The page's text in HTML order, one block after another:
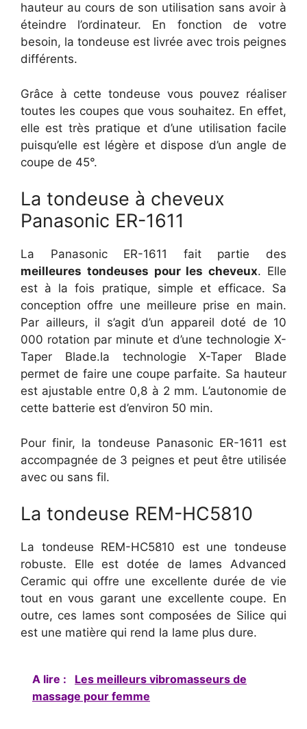
hauteur au cours de son utilisation sans avoir à
éteindre l’ordinateur. En fonction de votre
besoin, la tondeuse est livrée avec trois peignes
différents.
Grâce à cette tondeuse vous pouvez réaliser
toutes les coupes que vous souhaitez. En effet,
elle est très pratique et d’une utilisation facile
puisqu’elle est légère et dispose d’un angle de
coupe de 45°.
La tondeuse à cheveux
Panasonic ER-1611
La Panasonic ER-1611 fait partie des
meilleures tondeuses pour les cheveux. Elle
est à la fois pratique, simple et efficace. Sa
conception offre une meilleure prise en main.
Par ailleurs, il s’agit d’un appareil doté de 10
000 rotation par minute et d’une technologie X-
Taper Blade.la technologie X-Taper Blade
permet de faire une coupe parfaite. Sa hauteur
est ajustable entre 0,8 à 2 mm. L’autonomie de
cette batterie est d’environ 50 min.
Pour finir, la tondeuse Panasonic ER-1611 est
accompagnée de 3 peignes et peut être utilisée
avec ou sans fil.
La tondeuse REM-HC5810
La tondeuse REM-HC5810 est une tondeuse
robuste. Elle est dotée de lames Advanced
Ceramic qui offre une excellente durée de vie
tout en vous garant une excellente coupe. En
outre, ces lames sont composées de Silice qui
est une matière qui rend la lame plus dure.
A lire :
Les meilleurs vibromasseurs de
massage pour femme